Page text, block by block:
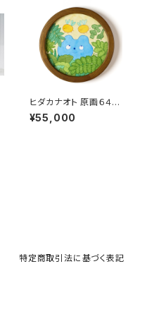
ヒダカナオト 原画６４
「ムウの散歩」
¥55,000
特定商取引法に基づく表記